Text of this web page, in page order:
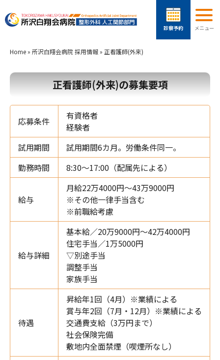
Home » 所沢白翔会病院 採用情報 » 正看護師(外来)
正看護師(外来)の募集要項
応募条件
有資格者
経験者
試用期間
試用期間6カ月。労働条件同一。
勤務時間
8:30～17:00（配属先による）
給与
月給22万4000円～43万9000円
※その他一律手当含む
※前職給考慮
給与詳細
基本給／20万9000円～42万4000円
住宅手当／1万5000円
▽別途手当
調整手当
家族手当
待遇
昇給年1回（4月）※業績による
賞与年2回（7月・12月）※業績による
交通費支給（3万円まで）
社会保険完備
敷地内全面禁煙（喫煙所なし）